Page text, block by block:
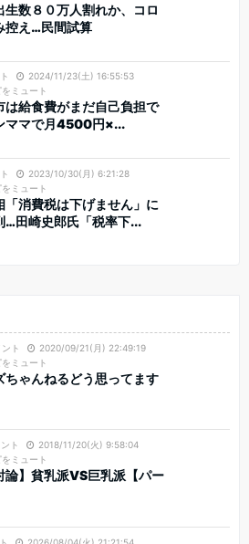
生数８０万人割れか、コロ
控え…民間試算
2024/11/23(土) 16:55:53
ミュート
は給食費がまだ自己負担で
ママで月4500円×...
2023/10/30(月) 6:21:28
をミュート
「消費税は下げません」に
…田崎史郎氏「税率下...
ト
2020/09/21(月) 22:49:19
をミュート
ちゃんねるどう思ってます
ト
2018/11/20(火) 9:58:04
をミュート
論】貧乳派VS巨乳派【パー